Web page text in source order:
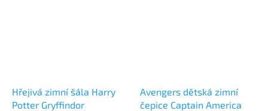
Hřejivá zimní šála Harry
Potter Gryffindor
Avengers dětská zimní
čepice Captain America